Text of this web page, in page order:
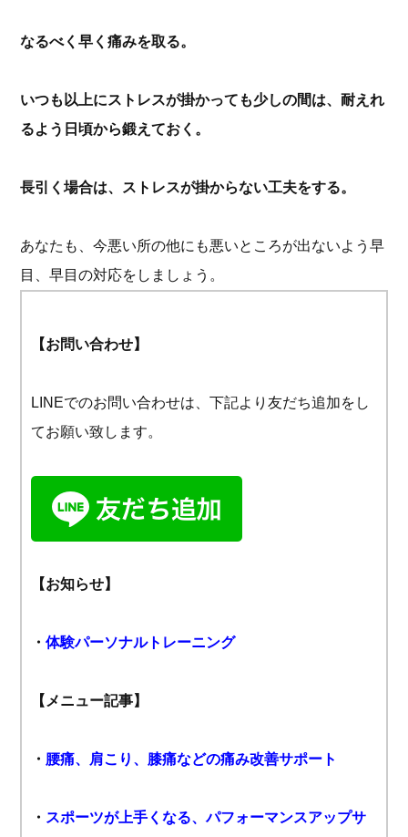
なるべく早く痛みを取る。
いつも以上にストレスが掛かっても少しの間は、耐えれ
るよう日頃から鍛えておく。
長引く場合は、ストレスが掛からない工夫をする。
あなたも、今悪い所の他にも悪いところが出ないよう早
目、早目の対応をしましょう。
【お問い合わせ】
LINEでのお問い合わせは、下記より友だち追加をし
てお願い致します。
【お知らせ】
・体験パーソナルトレーニング
【メニュー記事】
・ 腰痛、肩こり、膝痛などの痛み改善サポート
・ スポーツが上手くなる、パフォーマンスアップサ